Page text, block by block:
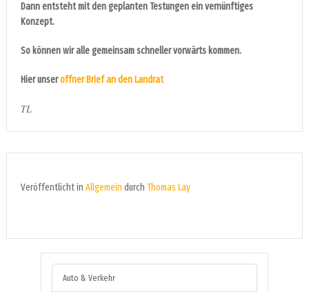
Dann entsteht mit den geplanten Testungen ein vernünftiges
Konzept.
So können wir alle gemeinsam schneller vorwärts kommen.
Hier unseroffner Brief an den Landrat
TL
Veröffentlicht in Allgemein durch Thomas Lay
Auto & Verkehr